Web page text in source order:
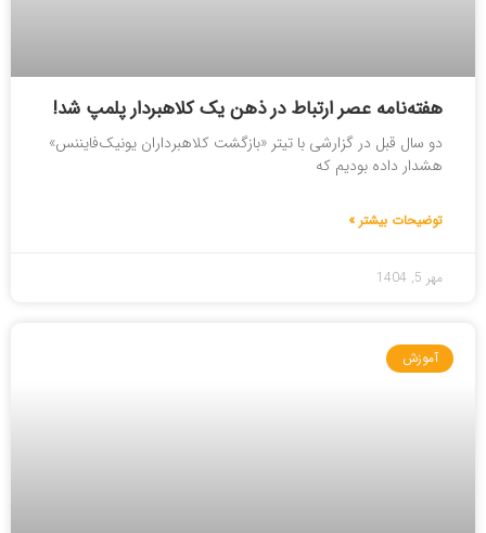
هفته‌نامه عصر ارتباط در ذهن یک کلاهبردار پلمپ شد!
دو سال قبل در گزارشی با تیتر «بازگشت کلاهبرداران یونیک‌فایننس»
هشدار داده بودیم که
توضیحات بیشتر »
مهر 5, 1404
آموزش